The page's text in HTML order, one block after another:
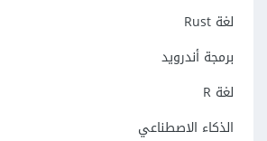
لغة Rust
برمجة أندرويد
لغة R
الذكاء الاصطناعي